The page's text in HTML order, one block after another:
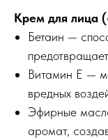
Крем для лица
Бетаин —
Витамин Е —
вредных
Эфирные
аромат,